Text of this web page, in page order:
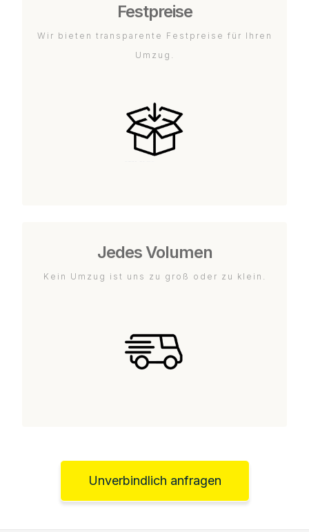
Festpreise
Wir bieten transparente Festpreise für Ihren
Umzug.
Jedes Volumen
Kein Umzug ist uns zu groß oder zu klein.
Unverbindlich anfragen